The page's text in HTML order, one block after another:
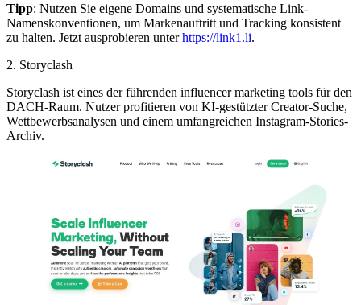
Tipp: Nutzen Sie eigene Domains und systematische Link-
Namenskonventionen, um Markenauftritt und Tracking konsistent
zu halten. Jetzt ausprobieren unterhttps://link1.li.
2. Storyclash
Storyclash ist eines der führenden influencer marketing tools für den
DACH-Raum. Nutzer profitieren von KI-gestützter Creator-Suche,
Wettbewerbsanalysen und einem umfangreichen Instagram-Stories-
Archiv.